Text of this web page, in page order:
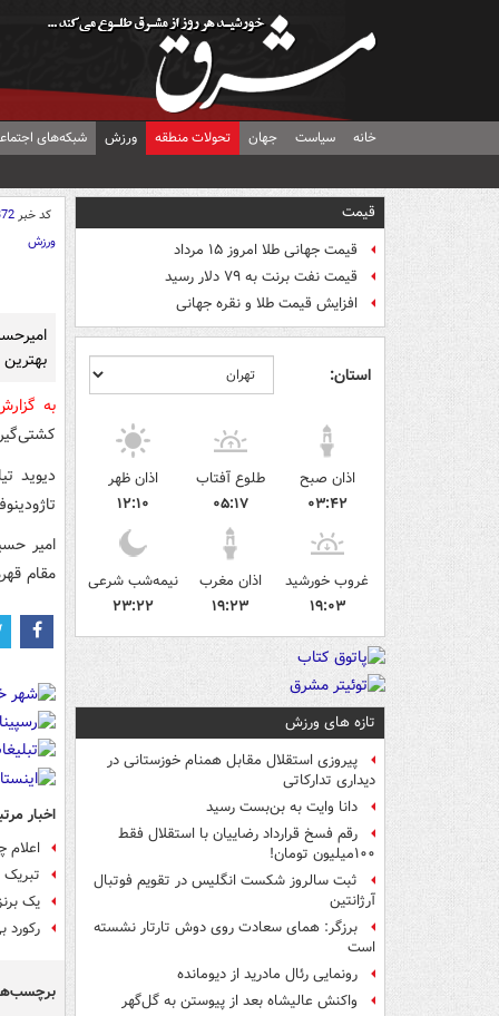
خانه سیاست جهان تحولات منطقه ورزش شبکه‌های
قیمت
قیمت جهانی طلا امروز ۱۵ مرداد
قیمت نفت برنت به ۷۹ دلار رسید
افزایش قیمت طلا و نقره جهانی
استان:
اذان صبح
۰۳:۴۲
طلوع آفتاب
۰۵:۱۷
اذان ظهر
۱۲:۱۰
غروب خورشید
۱۹:۰۳
اذان مغرب
۱۹:۲۳
نیمه‌شب شرعی
۲۳:۲۲
تازه های ورزش
پیروزی استقلال مقابل همنام خوزستانی در
دیداری تدارکاتی
دانا وایت به بن‌بست رسید
رقم فسخ قرارداد رضاییان با استقلال فقط
۱۰۰میلیون تومان!
ثبت سالروز شکست انگلیس در تقویم فوتبال
آرژانتین
برزگر: همای سعادت روی دوش تارتار نشسته
است
رونمایی رئال مادرید از دیومانده
واکنش عالیشاه بعد از پیوستن به گل‌گهر
کد خبر
ورزش
بهترین
به
کشتی‌گیر
دیوید
مقام
اخبار
اعلام
تبریک
یک
رکورد